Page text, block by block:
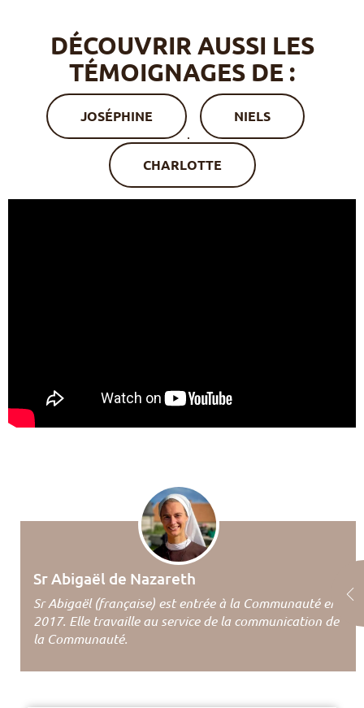
DÉCOUVRIR AUSSI LES
TÉMOIGNAGES DE :
JOSÉPHINE
.
NIELS
CHARLOTTE
Sr Abigaël de Nazareth
Sr Abigaël (française) est entrée à la Communauté en
2017. Elle travaille au service de la communication de
la Communauté.